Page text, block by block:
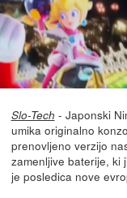
Slo-Tech - Japonski
umika originalno
prenovljeno verzijo
zamenljive baterije, ki
je posledica nove